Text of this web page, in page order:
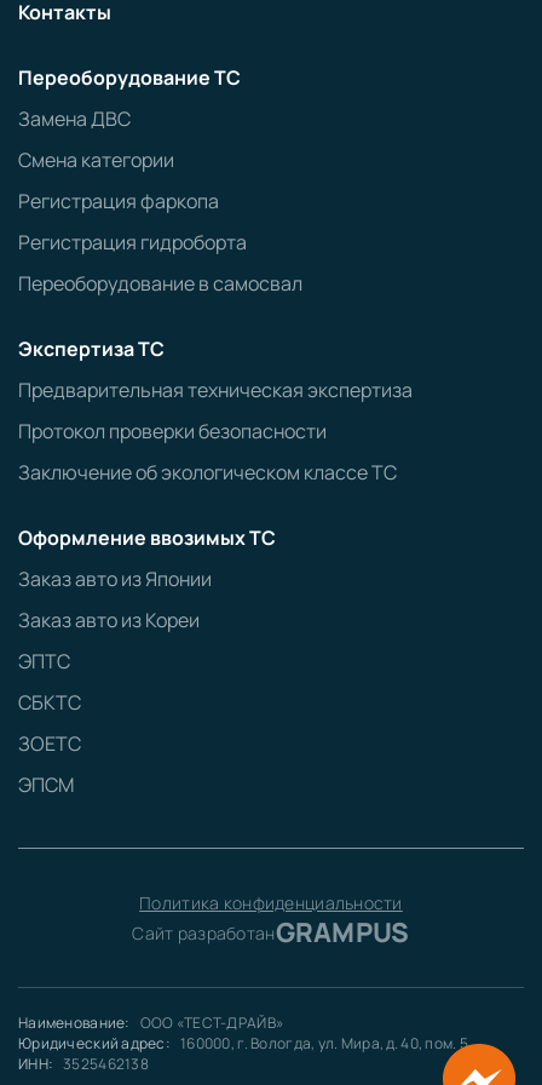
Контакты
Переоборудование ТС
Замена ДВС
Смена категории
Регистрация фаркопа
Регистрация гидроборта
Переоборудование в самосвал
Экспертиза ТС
Предварительная техническая экспертиза
Протокол проверки безопасности
Заключение об экологическом классе ТС
Оформление ввозимых ТС
Заказ авто из Японии
Заказ авто из Кореи
ЭПТС
СБКТС
ЗОЕТС
ЭПСМ
Политика конфиденциальности
Сайт разработанGRAMPUS
Наименование: ООО «ТЕСТ-ДРАЙВ»
Юридический адрес: 160000, г. Вологда, ул. Мира, д. 40, пом. 5
ИНН: 3525462138